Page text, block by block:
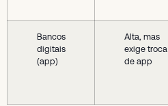
Bancos
digitais
(app)
Alta, mas
exige troca
de app